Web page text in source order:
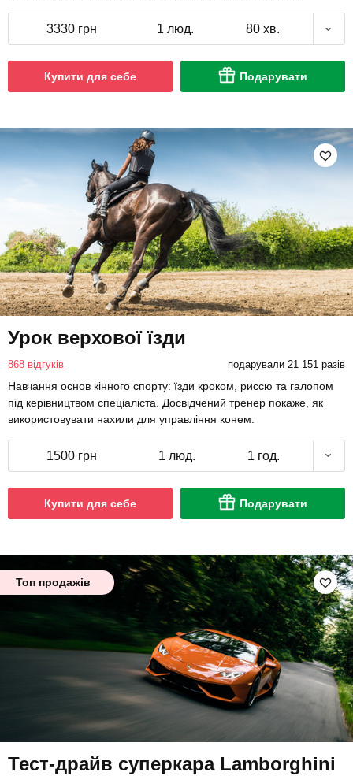
3330 грн 1 люд. 80 хв.
Купити для себе Подарувати
Урок верхової їзди
868 відгуків подарували 21 151 разів
Навчання основ кінного спорту: їзди кроком, риссю та галопом
під керівництвом спеціаліста. Досвідчений тренер покаже, як
використовувати нахили для управління конем.
1500 грн 1 люд. 1 год.
Купити для себе Подарувати
Топ продажів
Тест-драйв суперкара Lamborghini